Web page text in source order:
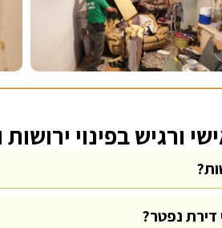
ורגיש בפינוי ירושות
דירת נפטר?